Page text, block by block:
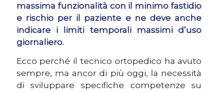
massima funzionalità con il minimo fastidio
e rischio per il paziente e ne deve anche
indicare i limiti temporali massimi d’uso
giornaliero.
Ecco perché il tecnico ortopedico ha avuto
sempre, ma ancor di più oggi, la necessità
di sviluppare specifiche competenze su